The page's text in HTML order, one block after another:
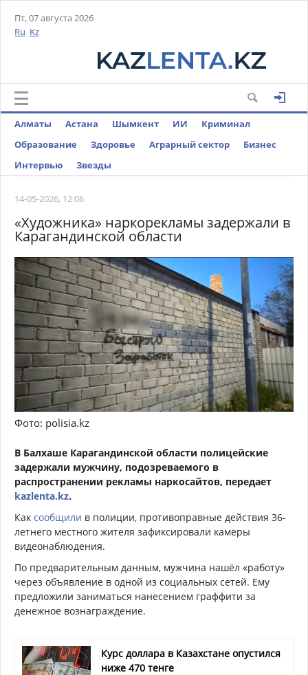
Пт, 07 августа 2026
Ru Kz
Алматы Астана Шымкент ИИ
Криминал
Образование
Здоровье Аграрный сектор
Бизнес
Интервью
Звезды
14-05-2026, 12:06
«Художника» наркорекламы задержали в
Карагандинской области
Фото: polisia.kz
В Балхаше Карагандинской области полицейские
задержали мужчину, подозреваемого в
распространении рекламы наркосайтов, передает
kazlenta.kz.
Как сообщили в полиции, противоправные действия 36-
летнего местного жителя зафиксировали камеры
видеонаблюдения.
По предварительным данным, мужчина нашёл «работу»
через объявление в одной из социальных сетей. Ему
предложили заниматься нанесением граффити за
денежное вознаграждение.
Курс доллара в Казахстане опустился
ниже 470 тенге